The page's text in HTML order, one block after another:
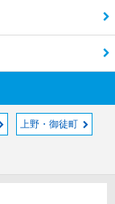
上野・御徒町